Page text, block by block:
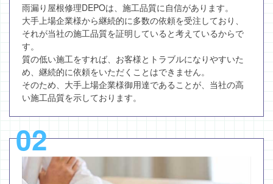
雨漏り屋根修理DEPOは、施工品質に自信があります。
大手上場企業様から継続的に多数の依頼を受注しており、
それが当社の施工品質を証明していると考えているからで
す。
質の低い施工をすれば、お客様とトラブルになりやすいた
め、継続的に依頼をいただくことはできません。
そのため、大手上場企業様御用達であることが、当社の高
い施工品質を示しております。
02